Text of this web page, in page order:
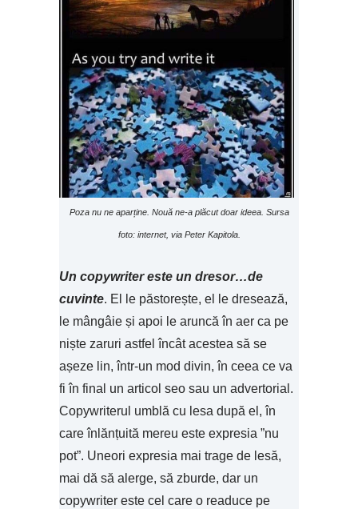
Poza nu ne aparține. Nouă ne-a plăcut doar ideea. Sursa
foto: internet, via Peter Kapitola.
Un copywriter este un dresor…de
cuvinte. El le păstorește, el le dresează,
le mângâie și apoi le aruncă în aer ca pe
niște zaruri astfel încât acestea să se
așeze lin, într-un mod divin, în ceea ce va
fi în final un articol seo sau un advertorial.
Copywriterul umblă cu lesa după el, în
care înlănțuită mereu este expresia ”nu
pot”. Uneori expresia mai trage de lesă,
mai dă să alerge, să zburde, dar un
copywriter este cel care o readuce pe